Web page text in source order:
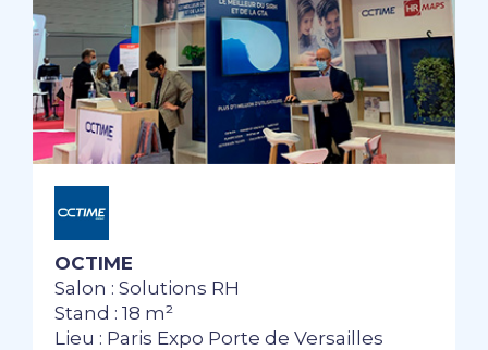
OCTIME
Salon : Solutions RH
Stand : 18 m²
Lieu : Paris Expo Porte de Versailles